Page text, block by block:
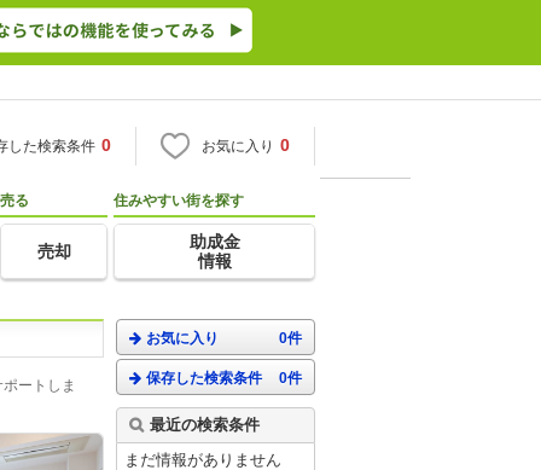
した検索条件 0 お気に入り 0
売る
売却
住みやすい街を探す
助成金
情報
ートしま
お気に入り 0件
保存した検索条件 0件
最近の検索条件
まだ情報がありません